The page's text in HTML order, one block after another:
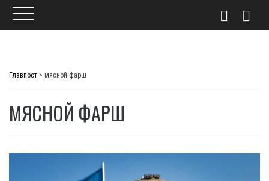
Главпост > мясной фарш
МЯСНОЙ ФАРШ